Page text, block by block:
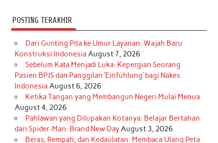
POSTING TERAKHIR
Dari Gunting Pita ke Umur Layanan: Wajah Baru
Konstruksi Indonesia August 7, 2026
Sebelum Kata Menjadi Luka: Kepergian Seorang
Pasien BPJS dan Panggilan ‘Einfühlung’ bagi Nakes
Indonesia August 6, 2026
Ketika Tangan yang Membangun Negeri Mulai Menua
August 4, 2026
Pahlawan yang Dilupakan Kotanya: Belajar Bertahan
dari Spider-Man: Brand New DayAugust 3, 2026
Beras, Rempah, dan Kedaulatan: Membaca Ulang Peta